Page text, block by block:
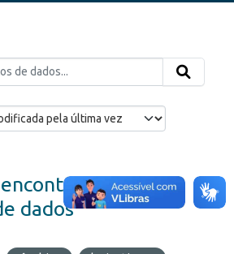
dados